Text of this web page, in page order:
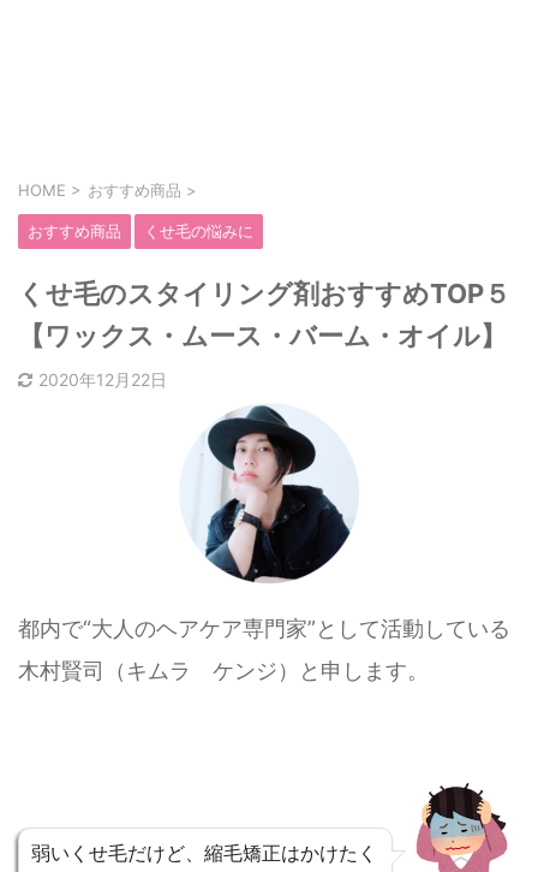
HOME > おすすめ商品 >
おすすめ商品 くせ毛の悩みに
くせ毛のスタイリング剤おすすめTOP５
【ワックス・ムース・バーム・オイル】
2020年12月22日
都内で“大人のヘアケア専門家”として活動している
木村賢司（キムラ ケンジ）と申します。
弱いくせ毛だけど、縮毛矯正はかけたく